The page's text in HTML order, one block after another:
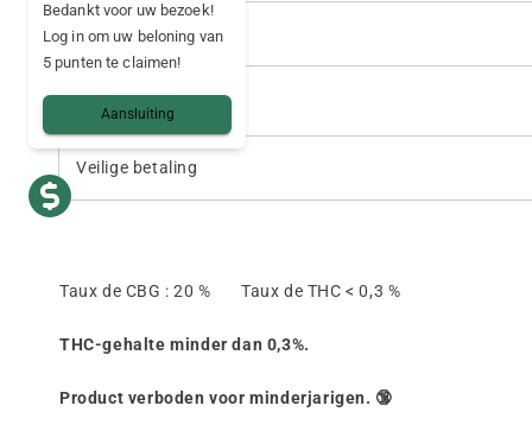
🚚 Levering
Land van levering
Veilige betaling
Taux de CBG : 20 % Taux de THC < 0,3 %
THC-gehalte minder dan 0,3%.
Product verboden voor minderjarigen. 🔞
Bedankt voor uw bezoek!
Log in om uw beloning van
5 punten te claimen!
Aansluiting